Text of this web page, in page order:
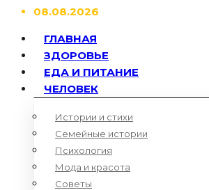
08.08.2026
ГЛАВНАЯ
ЗДОРОВЬЕ
ЕДА И ПИТАНИЕ
ЧЕЛОВЕК
Истории и стихи
Семейные истории
Психология
Мода и красота
Советы